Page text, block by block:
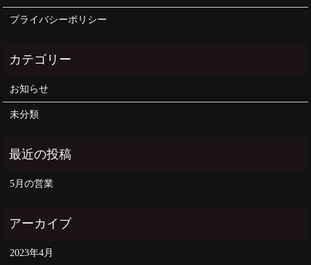
プライバシーポリシー
お知らせ
未分類
5月の営業
2023年4月